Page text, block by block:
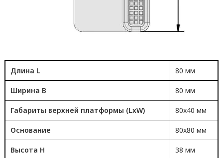
Длина L 80 мм
Ширина B 80 мм
Габариты верхней платформы (LxW) 80x40 мм
Основание 80x80 мм
Высота H 38 мм